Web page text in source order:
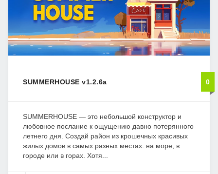
SUMMERHOUSE v1.2.6a 0
SUMMERHOUSE — это небольшой конструктор и
любовное послание к ощущению давно потерянного
летнего дня. Создай район из крошечных красивых
жилых домов в самых разных местах: на море, в
городе или в горах. Хотя...